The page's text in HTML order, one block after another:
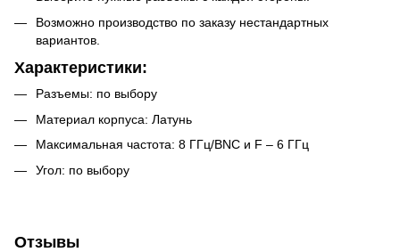
Возможно производство по заказу нестандартных
вариантов.
Характеристики:
Разъемы: по выбору
Материал корпуса: Латунь
Максимальная частота: 8 ГГц/BNC и F – 6 ГГц
Угол: по выбору
Отзывы